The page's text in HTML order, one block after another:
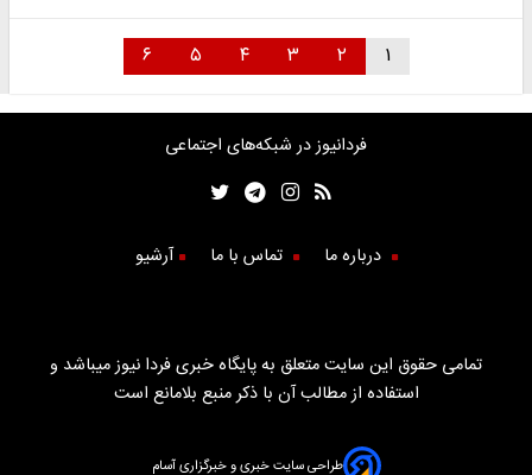
۱ ۲ ۳ ۴ ۵ ۶
فردانیوز در شبکه‌های اجتماعی
درباره ما تماس با ما آرشیو
تمامی حقوق این سایت متعلق به پایگاه خبری فردا نیوز میباشد و
استفاده از مطالب آن با ذکر منبع بلامانع است
طراحی سایت خبری و خبرگزاری آسام